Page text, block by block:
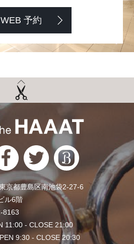
WEB 予約
京都豊島区南池袋2-27-6
ル6階
8163
11:00 - CLOSE 21:00
9:30 - CLOSE 20:30